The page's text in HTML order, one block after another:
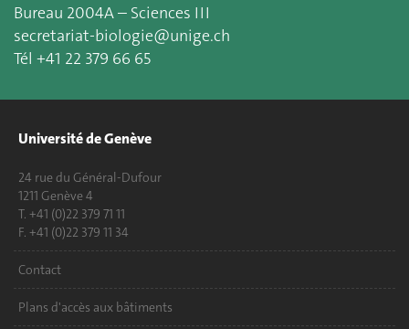
Bureau 2004A – Sciences III
secretariat-biologie@unige.ch
Tél +41 22 379 66 65
Université de Genève
24 rue du Général-Dufour
1211 Genève 4
T. +41 (0)22 379 71 11
F. +41 (0)22 379 11 34
Contact
Plans d'accès aux bâtiments